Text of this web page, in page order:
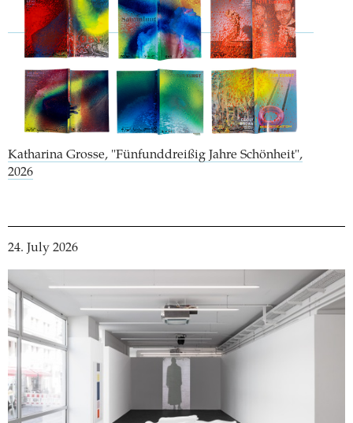
Katharina Grosse, "Fünfunddreißig Jahre Schönheit",
2026
24. July 2026